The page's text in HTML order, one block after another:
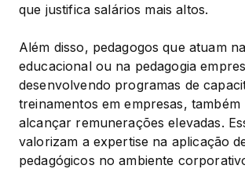
que justifica salários mais altos.
Além disso, pedagogos que atuam
educacional ou na pedagogia
desenvolvendo programas de
treinamentos em empresas, também
alcançar remunerações elevadas.
valorizam a expertise na aplicação
pedagógicos no ambiente